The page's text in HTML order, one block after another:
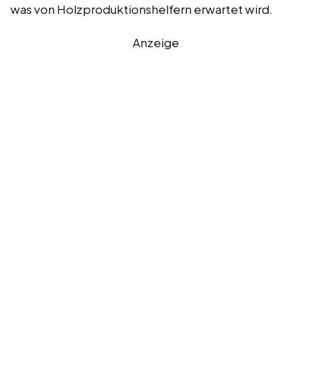
was von Holzproduktionshelfern erwartet wird.
Anzeige